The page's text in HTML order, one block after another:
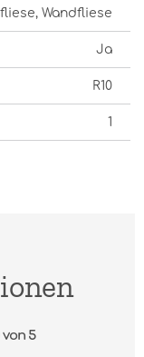
Wandfliese
Ja
R10
1
von 5